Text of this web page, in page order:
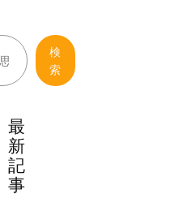
検
索
最
新
記
事